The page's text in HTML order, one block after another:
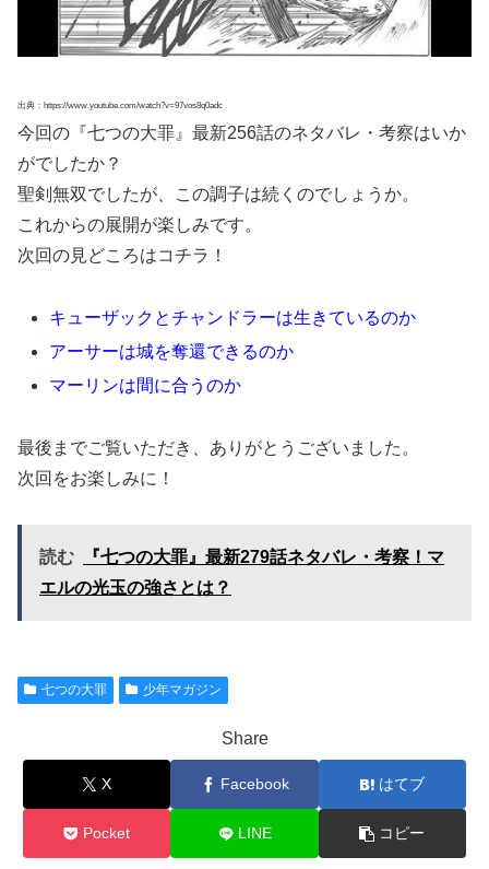
出典：https://www.youtube.com/watch?v=97vos8q0adc
今回の『七つの大罪』最新256話のネタバレ・考察はいか
がでしたか？
聖剣無双でしたが、この調子は続くのでしょうか。
これからの展開が楽しみです。
次回の見どころはコチラ！
キューザックとチャンドラーは生きているのか
アーサーは城を奪還できるのか
マーリンは間に合うのか
最後までご覧いただき、ありがとうございました。
次回をお楽しみに！
読む
『七つの大罪』最新279話ネタバレ・考察！マ
エルの光玉の強さとは？
七つの大罪 少年マガジン
Share
X Facebook はてブ
Pocket LINE コピー